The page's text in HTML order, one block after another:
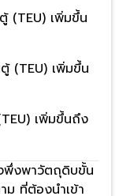
(TEU) เพิ่มขึ้น
(TEU) เพิ่มขึ้น
เพิ่มขึ้นถึง
พึ่งพาวัตถุดิบขั้น
ม ที่ต้องนำเข้า